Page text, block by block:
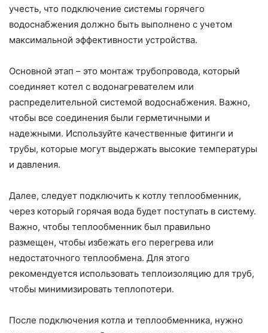
учесть, что подключение системы горячего
водоснабжения должно быть выполнено с учетом
максимальной эффективности устройства.
Основной этап – это монтаж трубопровода, который
соединяет котел с водонагревателем или
распределительной системой водоснабжения. Важно,
чтобы все соединения были герметичными и
надежными. Используйте качественные фитинги и
трубы, которые могут выдержать высокие температуры
и давления.
Далее, следует подключить к котлу теплообменник,
через который горячая вода будет поступать в систему.
Важно, чтобы теплообменник был правильно
размещен, чтобы избежать его перегрева или
недостаточного теплообмена. Для этого
рекомендуется использовать теплоизоляцию для труб,
чтобы минимизировать теплопотери.
После подключения котла и теплообменника, нужно